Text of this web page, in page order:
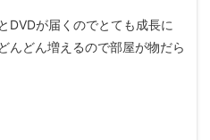
DVDが届くのでとても成長に
んどん増えるので部屋が物だら